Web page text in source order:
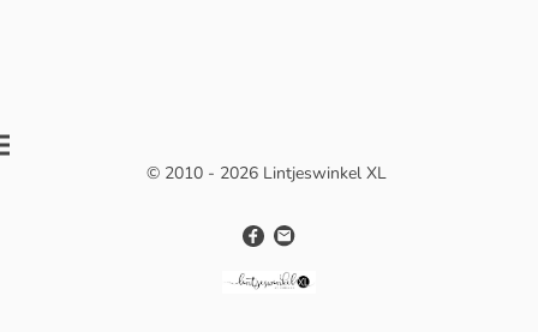
© 2010 - 2026 Lintjeswinkel XL